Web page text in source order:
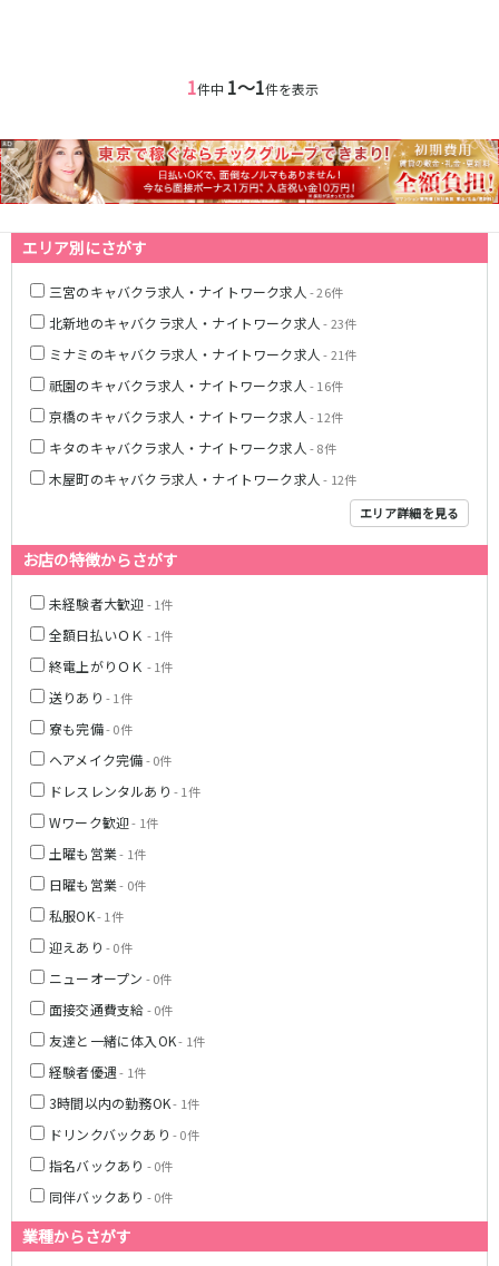
1件中 1〜1件を表示
エリア別にさがす
三宮のキャバクラ求人・ナイトワーク求人 - 26件
北新地のキャバクラ求人・ナイトワーク求人 - 23件
ミナミのキャバクラ求人・ナイトワーク求人 - 21件
祇園のキャバクラ求人・ナイトワーク求人 - 16件
京橋のキャバクラ求人・ナイトワーク求人 - 12件
キタのキャバクラ求人・ナイトワーク求人 - 8件
木屋町のキャバクラ求人・ナイトワーク求人 - 12件
エリア詳細を見る
お店の特徴からさがす
未経験者大歓迎- 1件
全額日払いＯＫ - 1件
終電上がりＯＫ - 1件
送りあり - 1件
寮も完備- 0件
ヘアメイク完備- 0件
ドレスレンタルあり - 1件
Wワーク歓迎- 1件
土曜も営業- 1件
日曜も営業- 0件
私服OK- 1件
迎えあり - 0件
ニューオープン - 0件
面接交通費支給- 0件
友達と一緒に体入OK- 1件
経験者優遇- 1件
3時間以内の勤務OK- 1件
ドリンクバックあり - 0件
指名バックあり - 0件
同伴バックあり - 0件
業種からさがす
西中島南方駅
JR紀勢本線(きのくに線)(新宮～和歌山)
和歌山駅
わかやま電鉄貴志川線
和歌山駅
JR東海道本線(琵琶湖線)(米原～京都)
草津駅
石山駅
彦根駅
南草津駅
瀬田駅
十三駅
塚口駅
近鉄大阪線
南海高野線(りんかんサンライン)
Osaka Metro谷町線
守口駅
JR山陽本線(神戸線)(神戸～姫路)
姫路駅
明石駅
神戸駅
山陽電鉄本線
山陽姫路駅
山陽明石駅
阪急宝塚本線